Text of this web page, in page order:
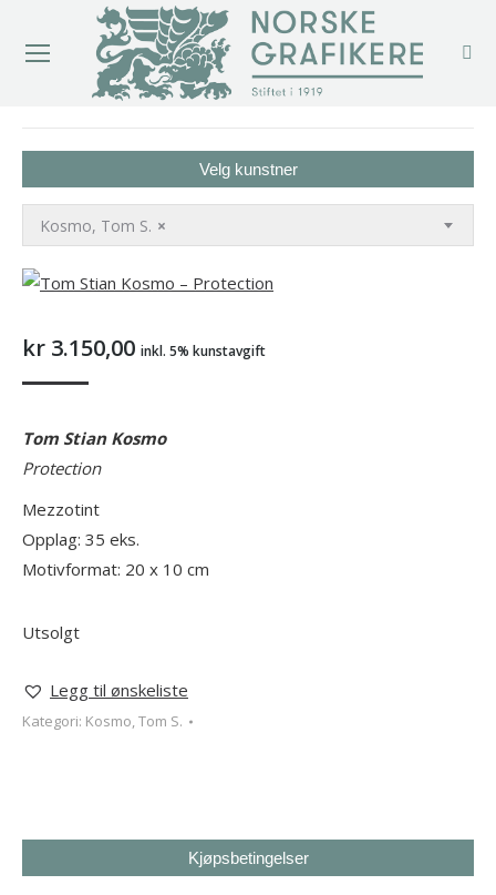
Velg kunstner
×
Kosmo, Tom S.
kr 3.150,00 inkl. 5% kunstavgift
Tom Stian Kosmo
Protection
Mezzotint
Opplag: 35 eks.
Motivformat: 20 x 10 cm
Utsolgt
Legg til ønskeliste
Kategori: Kosmo, Tom S.
Kjøpsbetingelser